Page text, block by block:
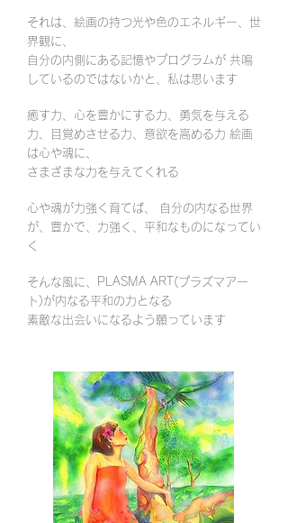
それは、絵画の持つ光や色のエネルギー、世
界観に、
自分の内側にある記憶やプログラムが 共鳴
しているのではないかと、私は思います
癒す力、心を豊かにする力、勇気を与える
力、目覚めさせる力、意欲を高める力 絵画
は心や魂に、
さまざまな力を与えてくれる
心や魂が力強く育てば、 自分の内なる世界
が、豊かで、力強く、平和なものになってい
く
そんな風に、PLASMA ART(プラズマアー
ト)が内なる平和の力となる
素敵な出会いになるよう願っています